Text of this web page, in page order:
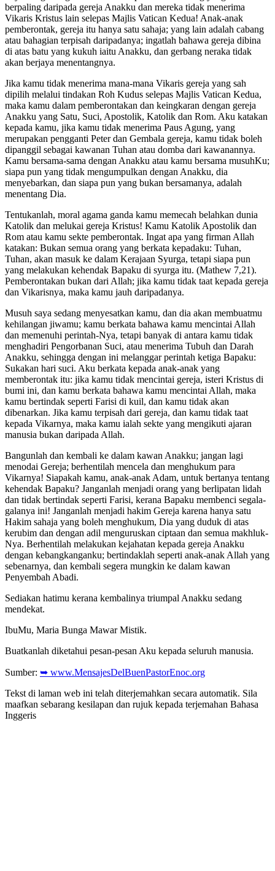
berpaling daripada gereja Anakku dan mereka tidak menerima
Vikaris Kristus lain selepas Majlis Vatican Kedua! Anak-anak
pemberontak, gereja itu hanya satu sahaja; yang lain adalah cabang
atau bahagian terpisah daripadanya; ingatlah bahawa gereja dibina
di atas batu yang kukuh iaitu Anakku, dan gerbang neraka tidak
akan berjaya menentangnya.
Jika kamu tidak menerima mana-mana Vikaris gereja yang sah
dipilih melalui tindakan Roh Kudus selepas Majlis Vatican Kedua,
maka kamu dalam pemberontakan dan keingkaran dengan gereja
Anakku yang Satu, Suci, Apostolik, Katolik dan Rom. Aku katakan
kepada kamu, jika kamu tidak menerima Paus Agung, yang
merupakan pengganti Peter dan Gembala gereja, kamu tidak boleh
dipanggil sebagai kawanan Tuhan atau domba dari kawanannya.
Kamu bersama-sama dengan Anakku atau kamu bersama musuhKu;
siapa pun yang tidak mengumpulkan dengan Anakku, dia
menyebarkan, dan siapa pun yang bukan bersamanya, adalah
menentang Dia.
Tentukanlah, moral agama ganda kamu memecah belahkan dunia
Katolik dan melukai gereja Kristus! Kamu Katolik Apostolik dan
Rom atau kamu sekte pemberontak. Ingat apa yang firman Allah
katakan: Bukan semua orang yang berkata kepadaku: Tuhan,
Tuhan, akan masuk ke dalam Kerajaan Syurga, tetapi siapa pun
yang melakukan kehendak Bapaku di syurga itu. (Mathew 7,21).
Pemberontakan bukan dari Allah; jika kamu tidak taat kepada gereja
dan Vikarisnya, maka kamu jauh daripadanya.
Musuh saya sedang menyesatkan kamu, dan dia akan membuatmu
kehilangan jiwamu; kamu berkata bahawa kamu mencintai Allah
dan memenuhi perintah-Nya, tetapi banyak di antara kamu tidak
menghadiri Pengorbanan Suci, atau menerima Tubuh dan Darah
Anakku, sehingga dengan ini melanggar perintah ketiga Bapaku:
Sukakan hari suci. Aku berkata kepada anak-anak yang
memberontak itu: jika kamu tidak mencintai gereja, isteri Kristus di
bumi ini, dan kamu berkata bahawa kamu mencintai Allah, maka
kamu bertindak seperti Farisi di kuil, dan kamu tidak akan
dibenarkan. Jika kamu terpisah dari gereja, dan kamu tidak taat
kepada Vikarnya, maka kamu ialah sekte yang mengikuti ajaran
manusia bukan daripada Allah.
Bangunlah dan kembali ke dalam kawan Anakku; jangan lagi
menodai Gereja; berhentilah mencela dan menghukum para
Vikarnya! Siapakah kamu, anak-anak Adam, untuk bertanya tentang
kehendak Bapaku? Janganlah menjadi orang yang berlipatan lidah
dan tidak bertindak seperti Farisi, kerana Bapaku membenci segala-
galanya ini! Janganlah menjadi hakim Gereja karena hanya satu
Hakim sahaja yang boleh menghukum, Dia yang duduk di atas
kerubim dan dengan adil menguruskan ciptaan dan semua makhluk-
Nya. Berhentilah melakukan kejahatan kepada gereja Anakku
dengan kebangkanganku; bertindaklah seperti anak-anak Allah yang
sebenarnya, dan kembali segera mungkin ke dalam kawan
Penyembah Abadi.
Sediakan hatimu kerana kembalinya triumpal Anakku sedang
mendekat.
IbuMu, Maria Bunga Mawar Mistik.
Buatkanlah diketahui pesan-pesan Aku kepada seluruh manusia.
Sumber: ➥ www.MensajesDelBuenPastorEnoc.org
Tekst di laman web ini telah diterjemahkan secara automatik. Sila
maafkan sebarang kesilapan dan rujuk kepada terjemahan Bahasa
Inggeris